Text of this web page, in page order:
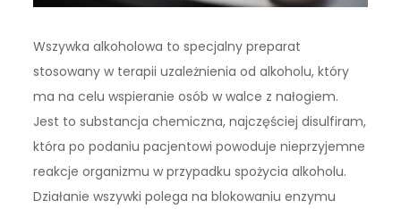
Wszywka alkoholowa to specjalny preparat
stosowany w terapii uzależnienia od alkoholu, który
ma na celu wspieranie osób w walce z nałogiem.
Jest to substancja chemiczna, najczęściej disulfiram,
która po podaniu pacjentowi powoduje nieprzyjemne
reakcje organizmu w przypadku spożycia alkoholu.
Działanie wszywki polega na blokowaniu enzymu